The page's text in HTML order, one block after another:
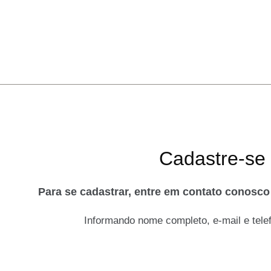
Cadastre-se
Para se cadastrar, entre em contato
Informando nome completo, e-mail e